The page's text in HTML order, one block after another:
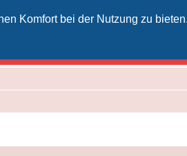
Komfort bei der Nutzung zu